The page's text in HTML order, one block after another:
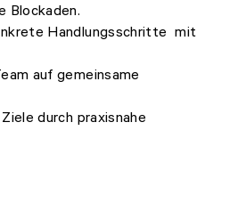
Blockaden.
Handlungsschritte mit
auf gemeinsame
durch praxisnahe